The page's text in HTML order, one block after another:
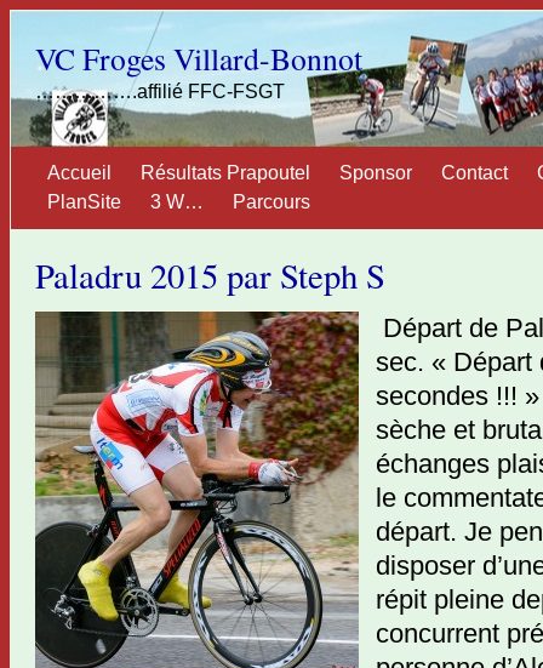
VC Froges Villard-Bonnot
…………….affilié FFC-FSGT
Accueil Résultats Prapoutel Sponsor Contact
PlanSite
3 W… Parcours
Paladru 2015 par Steph S
Départ de
sec. « Départ
secondes !!!
sèche et
échanges
le
départ. Je
disposer
répit pleine
concurrent